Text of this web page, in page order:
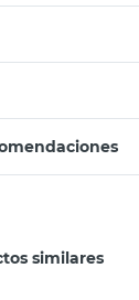
similares